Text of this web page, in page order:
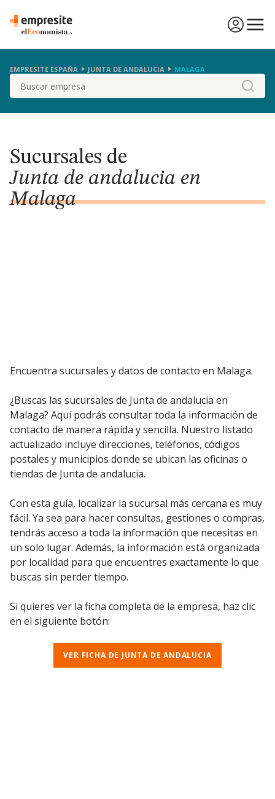
EMPRESITE ESPAÑA JUNTA DE ANDALUCIA MALAGA
Buscar
Sucursales de
Junta de andalucia en
Malaga
Encuentra sucursales y datos de contacto en Malaga.
¿Buscas las sucursales de Junta de andalucia en
Malaga? Aquí podrás consultar toda la información de
contacto de manera rápida y sencilla. Nuestro listado
actualizado incluye direcciones, teléfonos, códigos
postales y municipios donde se ubican las oficinas o
tiendas de Junta de andalucia.
Con esta guía, localizar la sucursal más cercana es muy
fácil. Ya sea para hacer consultas, gestiones o compras,
tendrás acceso a toda la información que necesitas en
un solo lugar. Además, la información está organizada
por localidad para que encuentres exactamente lo que
buscas sin perder tiempo.
Si quieres ver la ficha completa de la empresa, haz clic
en el siguiente botón:
VER FICHA DE JUNTA DE ANDALUCIA